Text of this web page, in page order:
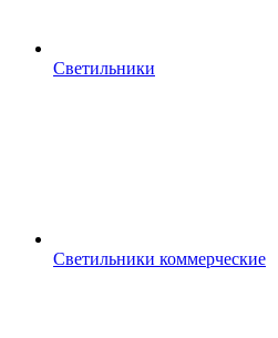
Светильники
Светильники коммерческие